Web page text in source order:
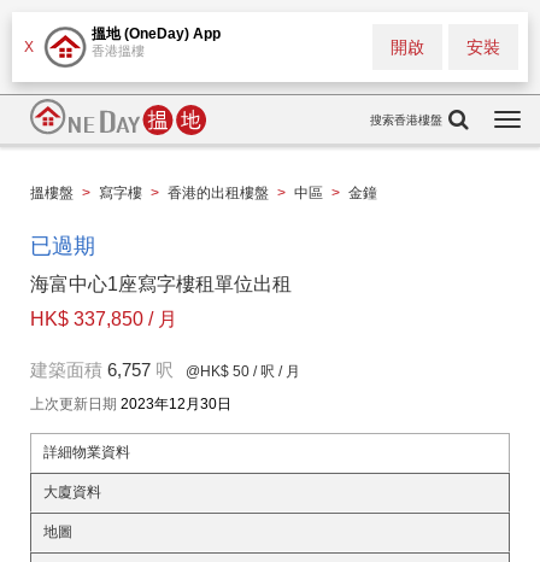
X
搵地 (OneDay) App
香港搵樓 安裝
開啟
搜索香港樓盤
搵樓盤 > 寫字樓 > 香港的出租樓盤 > 中區 > 金鐘
已過期
海富中心1座寫字樓租單位出租
HK$ 337,850 / 月
建築面積 6,757 呎 @HK$ 50 / 呎 / 月
上次更新日期 2023年12月30日
詳細物業資料
大廈資料
地圖